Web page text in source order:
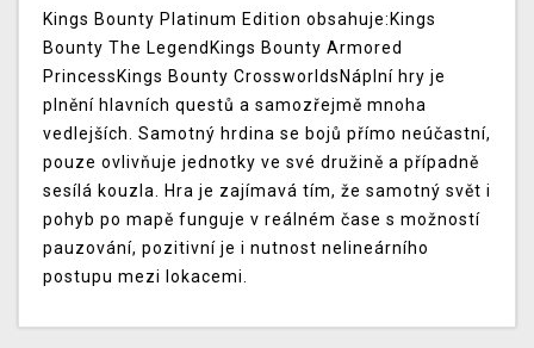
Kings Bounty Platinum Edition obsahuje:Kings
Bounty The LegendKings Bounty Armored
PrincessKings Bounty CrossworldsNáplní hry je
plnění hlavních questů a samozřejmě mnoha
vedlejších. Samotný hrdina se bojů přímo neúčastní,
pouze ovlivňuje jednotky ve své družině a případně
sesílá kouzla. Hra je zajímavá tím, že samotný svět i
pohyb po mapě funguje v reálném čase s možností
pauzování, pozitivní je i nutnost nelineárního
postupu mezi lokacemi.